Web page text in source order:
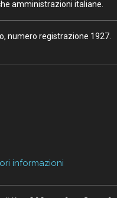
amministrazioni italiane.
numero registrazione 1927.
informazioni